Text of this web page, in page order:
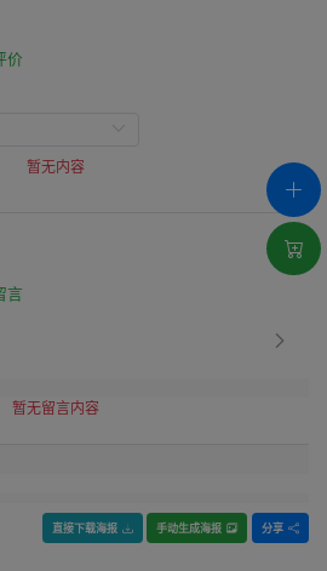
价
暂无内容
言
暂无留言内容
直接下载海报 手动生成海报 分享